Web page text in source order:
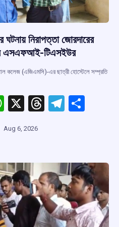
ঘটনায় নিরাপত্তা জোরদারের
এসএফআই-টিএসইউর
কলেজ (এজিএমসি)-এর ছাত্রী হোস্টেলে সম্প্রতি
W
at
A
p
p
X
T
d
s
T
a
m
Aug 6, 2026